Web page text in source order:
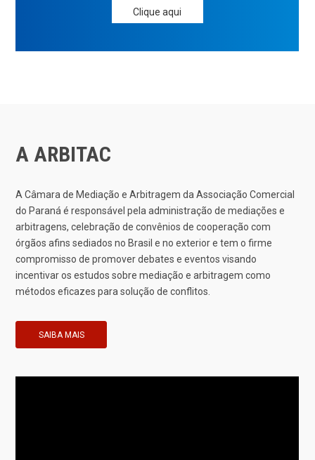
Clique aqui
A ARBITAC
A Câmara de Mediação e Arbitragem da Associação Comercial
do Paraná é responsável pela administração de mediações e
arbitragens, celebração de convênios de cooperação com
órgãos afins sediados no Brasil e no exterior e tem o firme
compromisso de promover debates e eventos visando
incentivar os estudos sobre mediação e arbitragem como
métodos eficazes para solução de conflitos.
SAIBA MAIS